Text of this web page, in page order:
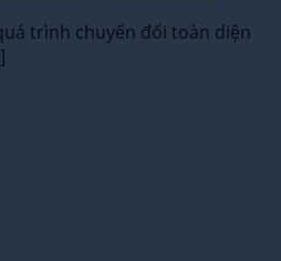
trình chuyển đổi toàn diện